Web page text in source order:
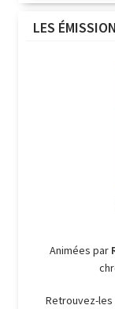
LES
Animées par
Retrouvez-